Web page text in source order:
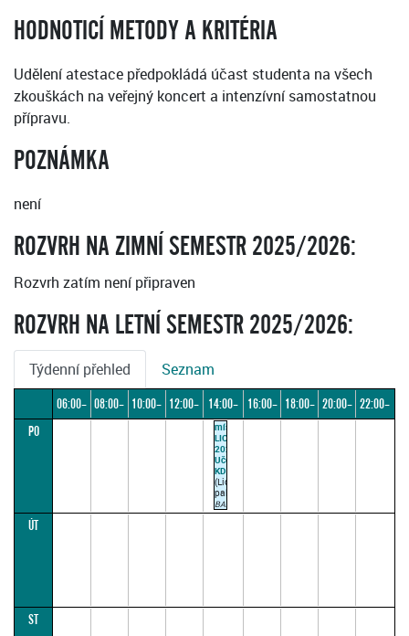
HODNOTICÍ METODY A KRITÉRIA
Udělení atestace předpokládá účast studenta na všech
zkouškách na veřejný koncert a intenzívní samostatnou
přípravu.
POZNÁMKA
není
ROZVRH NA ZIMNÍ SEMESTR 2025/2026:
Rozvrh zatím není připraven
ROZVRH NA LETNÍ SEMESTR 2025/2026:
Týdenní přehled Seznam
06:00– 08:00– 10:00– 12:00–
14:00–
16:00
16:00– 18:00– 20:00– 22:00–
PO
místnost
LIC-
2025
Učebna
KD
(Lichtenštejnský
palác)
BAXA
N.
ÚT
ST